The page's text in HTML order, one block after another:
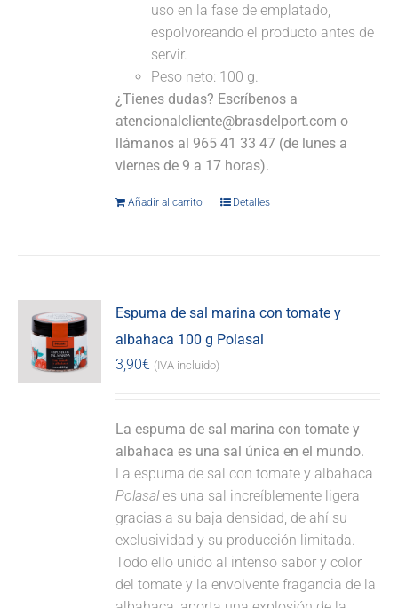
uso en la fase de emplatado,
espolvoreando el producto antes de
servir.
Peso neto: 100 g.
¿Tienes dudas? Escríbenos a
atencionalcliente@brasdelport.com o
llámanos al 965 41 33 47 (de lunes a
viernes de 9 a 17 horas).
Añadir al carrito Detalles
Espuma de sal marina con tomate y
albahaca 100 g Polasal
3,90€ (IVA incluido)
La espuma de sal marina con tomate y
albahaca es una sal única en el mundo.
La espuma de sal con tomate y albahaca
Polasales una sal increíblemente ligera
gracias a su baja densidad, de ahí su
exclusividad y su producción limitada.
Todo ello unido al intenso sabor y color
del tomate y la envolvente fragancia de la